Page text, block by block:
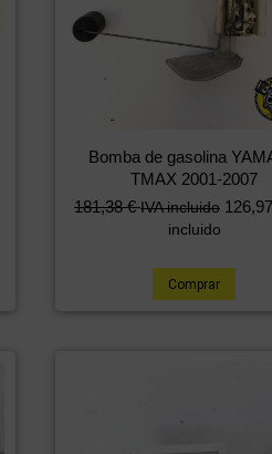
Bomba de gasolina
TMAX 2001-2007
181,38€ IVA incluido 126,97
incluido
Comprar